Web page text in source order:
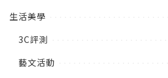
生活美學
3C評測
藝文活動